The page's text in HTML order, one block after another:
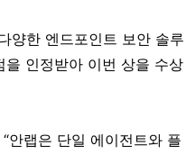
양한 엔드포인트 보안 솔루
인정받아 이번 상을 수상
안랩은 단일 에이전트와 플